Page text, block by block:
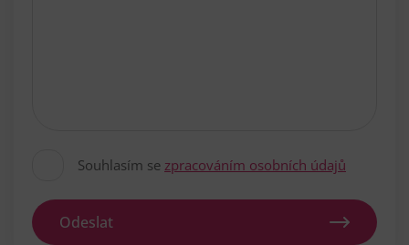
Souhlasím se zpracováním osobních údajů
Odeslat